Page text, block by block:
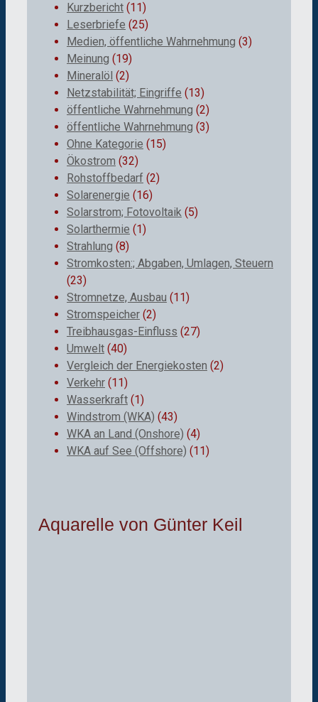
Kurzbericht (11)
Leserbriefe (25)
Medien, öffentliche Wahrnehmung (3)
Meinung (19)
Mineralöl (2)
Netzstabilität; Eingriffe (13)
öffentliche Wahrnehmung (2)
öffentliche Wahrnehmung (3)
Ohne Kategorie (15)
Ökostrom (32)
Rohstoffbedarf (2)
Solarenergie (16)
Solarstrom; Fotovoltaik (5)
Solarthermie (1)
Strahlung (8)
Stromkosten:; Abgaben, Umlagen, Steuern
(23)
Stromnetze, Ausbau (11)
Stromspeicher (2)
Treibhausgas-Einfluss (27)
Umwelt (40)
Vergleich der Energiekosten (2)
Verkehr (11)
Wasserkraft (1)
Windstrom (WKA) (43)
WKA an Land (Onshore) (4)
WKA auf See (Offshore) (11)
Aquarelle von Günter Keil